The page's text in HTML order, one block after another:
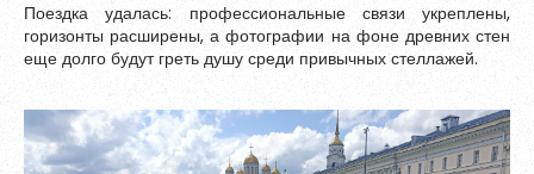
Поездка удалась: профессиональные связи укреплены,
горизонты расширены, а фотографии на фоне древних стен
еще долго будут греть душу среди привычных стеллажей.